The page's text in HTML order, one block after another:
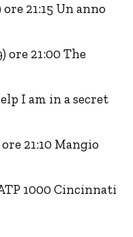
ore 21:15 Un anno
ore 21:00 The
I am in a secret
ore 21:10 Mangio
1000 Cincinnati